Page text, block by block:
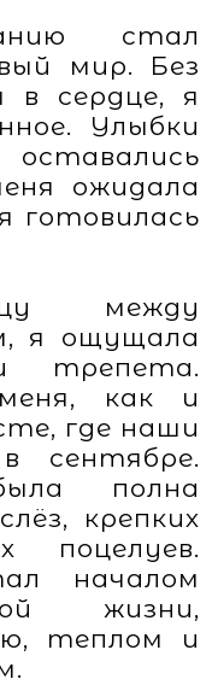
стал
мир. Без
в сердце, я
Улыбки
ожидала
готовилась
между
я ощущала
трепета.
как и
где наши
сентябре.
полна
крепких
поцелуев.
началом
жизни,
теплом и